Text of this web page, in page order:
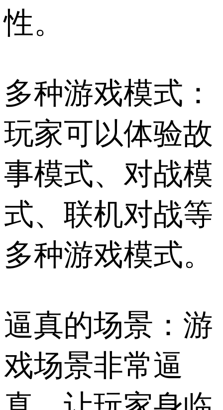
性。
多种游戏模式：
玩家可以体验故
事模式、对战模
式、联机对战等
多种游戏模式。
逼真的场景：游
戏场景非常逼